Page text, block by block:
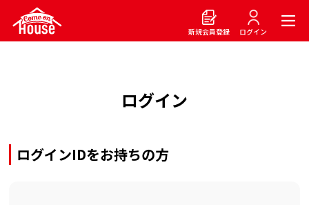
新規会員登録 ログイン
ログイン
ログインIDをお持ちの方